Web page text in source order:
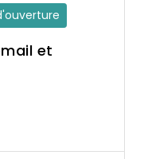
et